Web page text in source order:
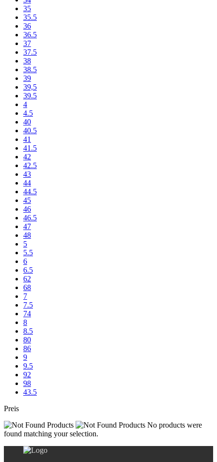
35
35.5
36
36.5
37
37.5
38
38.5
39
39,5
39.5
4
4.5
40
40.5
41
41.5
42
42.5
43
44
44.5
45
46
46.5
47
48
5
5.5
6
6.5
62
68
7
7.5
74
8
8.5
80
86
9
9.5
92
98
43.5
Preis
No products were
found matching your selection.